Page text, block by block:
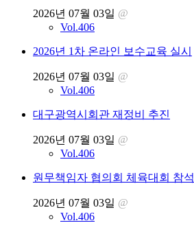
2026년 07월 03일 @
Vol.406
2026년 1차 온라인 보수교육 실시
2026년 07월 03일 @
Vol.406
대구광역시회관 재정비 추진
2026년 07월 03일 @
Vol.406
원무책임자 협의회 체육대회 참석
2026년 07월 03일 @
Vol.406